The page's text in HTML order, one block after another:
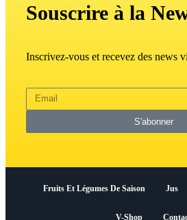
Souscrire à la
Inscrivez-vous et recevez des news
S'abonner
Fruits Et Légumes De Saison Jus
V-Shop